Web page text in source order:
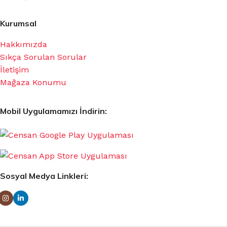
Kurumsal
Hakkımızda
Sıkça Sorulan Sorular
İletişim
Mağaza Konumu
Mobil Uygulamamızı İndirin:
Sosyal Medya Linkleri: